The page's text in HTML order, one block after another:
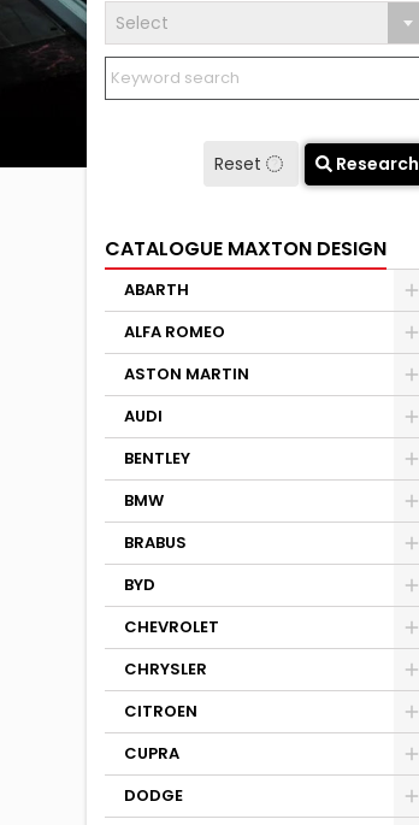
Select
Reset Research
CATALOGUE MAXTON DESIGN
ABARTH
ALFA ROMEO
ASTON MARTIN
AUDI
BENTLEY
BMW
BRABUS
BYD
CHEVROLET
CHRYSLER
CITROEN
CUPRA
DODGE